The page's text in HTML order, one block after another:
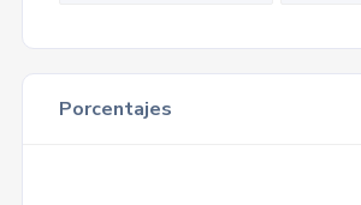
Porcentajes